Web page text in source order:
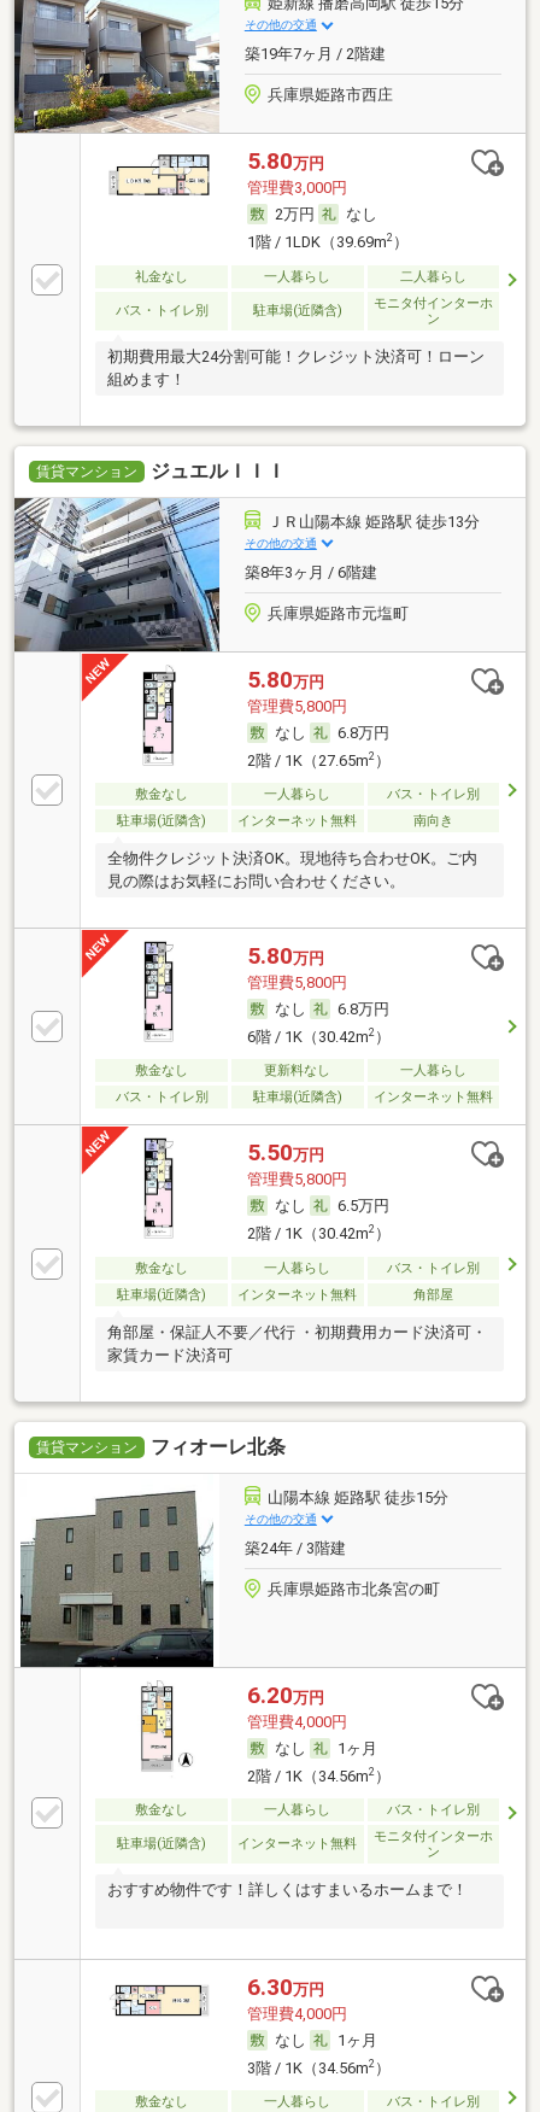
その他の交通
築19年7ヶ月 / 2階建
兵庫県姫路市西庄
5.80万円
管理費3,000円
2万円
なし
1階 / 1LDK（39.69m2）
礼金なし 一人暮らし 二人暮らし
バス・トイレ別 駐車場(近隣含)
モニタ付インターホ
ン
初期費用最大24分割可能！クレジット決済可！ローン
組めます！
賃貸マンション ジュエルＩＩＩ
ＪＲ山陽本線 姫路駅 徒歩13分
その他の交通
築8年3ヶ月 / 6階建
兵庫県姫路市元塩町
5.80万円
管理費5,800円
なし
6.8万円
2階 / 1K（27.65m2）
敷金なし 一人暮らし
バス・トイレ別
駐車場(近隣含)
インターネット無料 南向き
全物件クレジット決済OK。現地待ち合わせOK。ご内
見の際はお気軽にお問い合わせください。
5.80万円
管理費5,800円
なし
6.8万円
6階 / 1K（30.42m2）
敷金なし 更新料なし
一人暮らし
バス・トイレ別
駐車場(近隣含) インターネット無料
5.50万円
管理費5,800円
なし
6.5万円
2階 / 1K（30.42m2）
敷金なし 一人暮らし
バス・トイレ別
駐車場(近隣含)
インターネット無料 角部屋
角部屋・保証人不要／代行 ・初期費用カード決済可・
家賃カード決済可
賃貸マンション フィオーレ北条
山陽本線 姫路駅 徒歩15分
その他の交通
築24年 / 3階建
兵庫県姫路市北条宮の町
6.20万円
管理費4,000円
なし
1ヶ月
2階 / 1K（34.56m2）
敷金なし 一人暮らし バス・トイレ別
駐車場(近隣含) インターネット無料
モニタ付インターホ
ン
おすすめ物件です！詳しくはすまいるホームまで！
6.30万円
管理費4,000円
なし
1ヶ月
3階 / 1K（34.56m2）
敷金なし 一人暮らし
バス・トイレ別